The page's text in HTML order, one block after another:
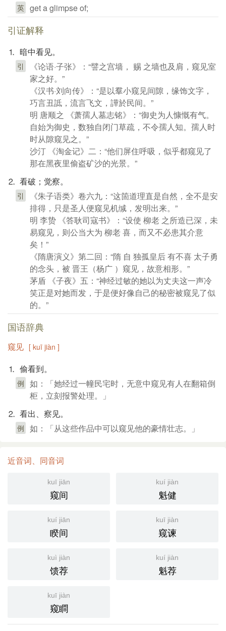
英 get a glimpse of;
引证解释
⒈ 暗中看见。
引
《论语·子张》：“譬之宫墙， 赐 之墙也及肩，窥见室
家之好。”
《汉书·刘向传》：“是以羣小窥见间隙，缘饰文字，
巧言丑詆，流言飞文，譁於民间。”
明 唐顺之 《萧孺人墓志铭》：“御史为人慷慨有气。
自始为御史，数独自闭门草疏，不令孺人知。孺人时
时从隙窥见之。”
沙汀 《淘金记》二：“他们屏住呼吸，似乎都窥见了
那在黑夜里偷盗矿沙的光景。”
⒉ 看破；觉察。
引
《朱子语类》卷六九：“这箇道理直是自然，全不是安
排得，只是圣人便窥见机缄，发明出来。”
明 李贽 《答耿司寇书》：“设使 柳老 之所造已深，未
易窥见，则公当大为 柳老 喜，而又不必患其介意
矣！”
《隋唐演义》第二回：“隋 自 独孤皇后 有不喜 太子勇
的念头，被 晋王（杨广 ）窥见，故意相形。”
茅盾 《子夜》五：“神经过敏的她以为丈夫这一声冷
笑正是对她而发，于是便好像自己的秘密被窥见了似
的。”
国语辞典
窥见 [ kuī jiàn ]
⒈ 偷看到。
例 如：「她经过一幢民宅时，无意中窥见有人在翻箱倒
柜，立刻报警处理。」
⒉ 看出、察见。
例 如：「从这些作品中可以窥见他的豪情壮志。」
近音词、同音词
kuī jiān
窥间
kuí jiàn
魁健
kuí jiān
睽间
kuī jiàn
窥谏
kuì jiàn
馈荐
kuí jiàn
魁荐
kuī jiàn
窥瞷